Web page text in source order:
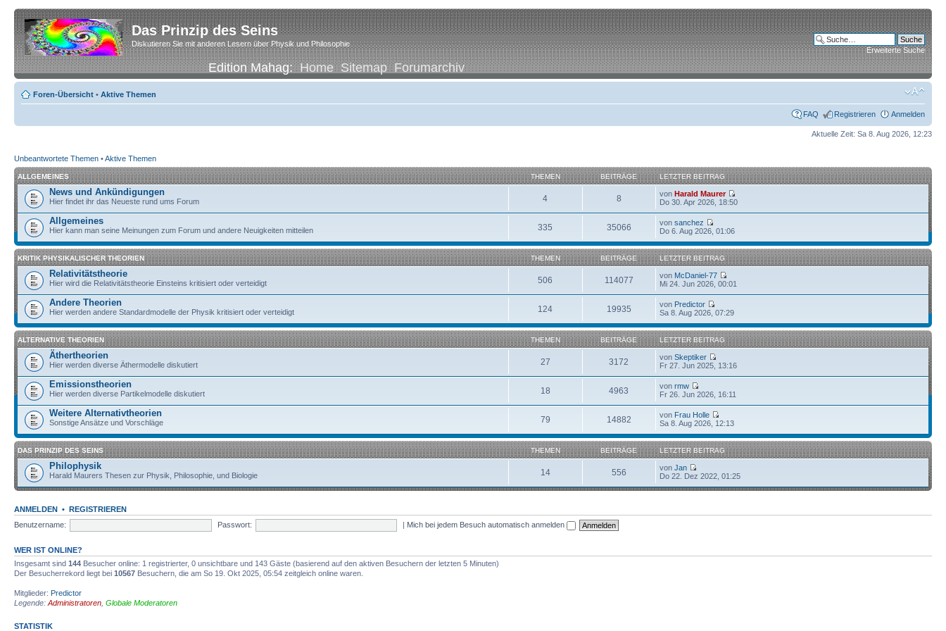
Das Prinzip des Seins
Diskutieren Sie mit anderen Lesern über Physik und Philosophie
Edition Mahag:Home Sitemap Forumarchiv
Erweiterte Suche
Foren-Übersicht • Aktive Themen
FAQ Registrieren Anmelden
Aktuelle Zeit: Sa 8. Aug 2026, 12:23
Unbeantwortete Themen •Aktive Themen
ALLGEMEINES THEMEN BEITRÄGE LETZTER BEITRAG
News und Ankündigungen
Hier findet ihr das Neueste rund ums Forum 4 8 vonHarald Maurer
Do 30. Apr 2026, 18:50
Allgemeines
Hier kann man seine Meinungen zum Forum und andere Neuigkeiten mitteilen 335 35066 vonsanchez
Do 6. Aug 2026, 01:06
KRITIK PHYSIKALISCHER THEORIEN THEMEN BEITRÄGE LETZTER BEITRAG
Relativitätstheorie
Hier wird die Relativitätstheorie Einsteins kritisiert oder verteidigt 506 114077 von McDaniel-77
Mi 24. Jun 2026, 00:01
Andere Theorien
Hier werden andere Standardmodelle der Physik kritisiert oder verteidigt 124 19935 von Predictor
Sa 8. Aug 2026, 07:29
ALTERNATIVE THEORIEN THEMEN BEITRÄGE LETZTER BEITRAG
Äthertheorien
Hier werden diverse Äthermodelle diskutiert 27 3172 vonSkeptiker
Fr 27. Jun 2025, 13:16
Emissionstheorien
Hier werden diverse Partikelmodelle diskutiert 18 4963 vonrmw
Fr 26. Jun 2026, 16:11
Weitere Alternativtheorien
Sonstige Ansätze und Vorschläge 79 14882 von Frau Holle
Sa 8. Aug 2026, 12:13
DAS PRINZIP DES SEINS THEMEN BEITRÄGE LETZTER BEITRAG
Philophysik
Harald Maurers Thesen zur Physik, Philosophie, und Biologie 14 556 vonJan
Do 22. Dez 2022, 01:25
ANMELDEN • REGISTRIEREN
Benutzername:
Passwort: | Mich bei jedem Besuch automatisch anmelden
WER IST ONLINE?
Insgesamt sind 144 Besucher online: 1 registrierter, 0 unsichtbare und 143 Gäste (basierend auf den aktiven Besuchern der letzten 5 Minuten)
Der Besucherrekord liegt bei 10567 Besuchern, die am So 19. Okt 2025, 05:54 zeitgleich online waren.
Mitglieder: Predictor
Legende: Administratoren Globale Moderatoren
STATISTIK